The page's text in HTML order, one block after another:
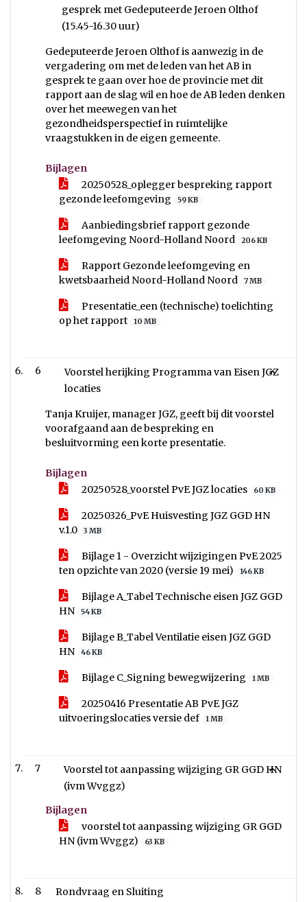
gesprek met Gedeputeerde Jeroen Olthof
(15.45-16.30 uur)
Gedeputeerde Jeroen Olthof is aanwezig in de
vergadering om met de leden van het AB in
gesprek te gaan over hoe de provincie met dit
rapport aan de slag wil en hoe de AB leden denken
over het meewegen van het
gezondheidsperspectief in ruimtelijke
vraagstukken in de eigen gemeente.
Bijlagen
20250528_oplegger bespreking rapport
gezonde leefomgeving
59 KB
Aanbiedingsbrief rapport gezonde
leefomgeving Noord-Holland Noord
206 KB
Rapport Gezonde leefomgeving en
kwetsbaarheid Noord-Holland Noord
7 MB
Presentatie_een (technische) toelichting
op het rapport
10 MB
6
Voorstel herijking Programma van Eisen JGZ
locaties
Tanja Kruijer, manager JGZ, geeft bij dit voorstel
voorafgaand aan de bespreking en
besluitvorming een korte presentatie.
Bijlagen
20250528_voorstel PvE JGZ locaties
60 KB
20250326_PvE Huisvesting JGZ GGD HN
v.1.0
3 MB
Bijlage 1 - Overzicht wijzigingen PvE 2025
ten opzichte van 2020 (versie 19 mei)
146 KB
Bijlage A_Tabel Technische eisen JGZ GGD
HN
54 KB
Bijlage B_Tabel Ventilatie eisen JGZ GGD
HN
46 KB
Bijlage C_Signing bewegwijzering 1 MB
20250416 Presentatie AB PvE JGZ
uitvoeringslocaties versie def
1 MB
7
Voorstel tot aanpassing wijziging GR GGD HN
(ivm Wvggz)
Bijlagen
voorstel tot aanpassing wijziging GR GGD
HN (ivm Wvggz)
63 KB
8 Rondvraag en Sluiting